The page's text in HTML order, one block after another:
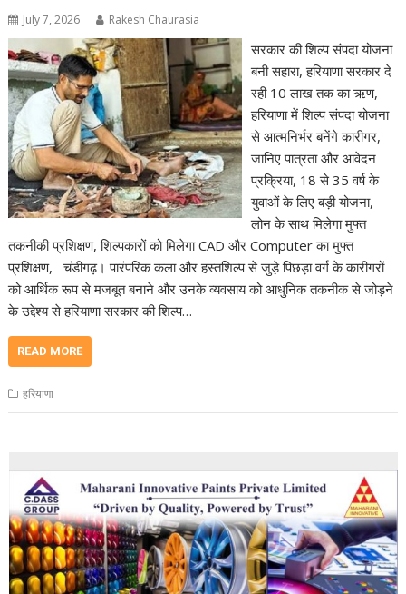
July 7, 2026 Rakesh Chaurasia
सरकार की शिल्प संपदा योजना
बनी सहारा, हरियाणा सरकार दे
रही 10 लाख तक का ऋण,
हरियाणा में शिल्प संपदा योजना
से आत्मनिर्भर बनेंगे कारीगर,
जानिए पात्रता और आवेदन
प्रक्रिया, 18 से 35 वर्ष के
युवाओं के लिए बड़ी योजना,
लोन के साथ मिलेगा मुफ्त
तकनीकी प्रशिक्षण, शिल्पकारों को मिलेगा CAD और Computer का मुफ्त
प्रशिक्षण, चंडीगढ़। पारंपरिक कला और हस्तशिल्प से जुड़े पिछड़ा वर्ग के कारीगरों
को आर्थिक रूप से मजबूत बनाने और उनके व्यवसाय को आधुनिक तकनीक से जोड़ने
के उद्देश्य से हरियाणा सरकार की शिल्प…
READ MORE
हरियाणा